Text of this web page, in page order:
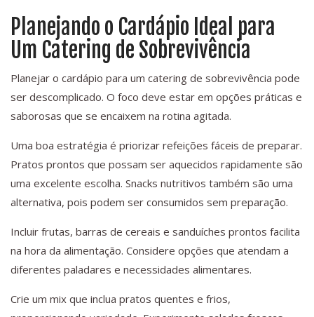
Planejando o Cardápio Ideal para
Um Catering de Sobrevivência
Planejar o cardápio para um catering de sobrevivência pode
ser descomplicado. O foco deve estar em opções práticas e
saborosas que se encaixem na rotina agitada.
Uma boa estratégia é priorizar refeições fáceis de preparar.
Pratos prontos que possam ser aquecidos rapidamente são
uma excelente escolha. Snacks nutritivos também são uma
alternativa, pois podem ser consumidos sem preparação.
Incluir frutas, barras de cereais e sanduíches prontos facilita
na hora da alimentação. Considere opções que atendam a
diferentes paladares e necessidades alimentares.
Crie um mix que inclua pratos quentes e frios,